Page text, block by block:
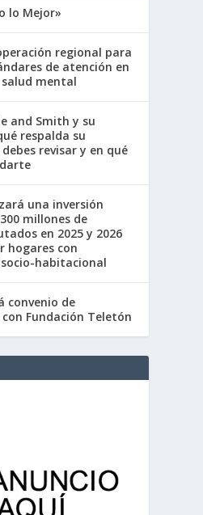
lo Mejor»
regional para
de atención en
mental
and Smith y su
respalda su
revisar y en qué
una inversión
millones de
en 2025 y 2026
hogares con
habitacional
convenio de
Fundación Teletón